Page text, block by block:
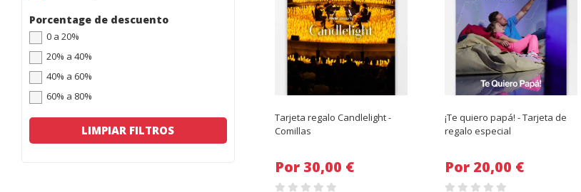
Porcentage de descuento
0 a 20%
20% a 40%
40% a 60%
60% a 80%
LIMPIAR FILTROS
Tarjeta regalo Candlelight -
Comillas
Por 30,00 €
¡Te quiero papá! - Tarjeta de
regalo especial
Por 20,00 €